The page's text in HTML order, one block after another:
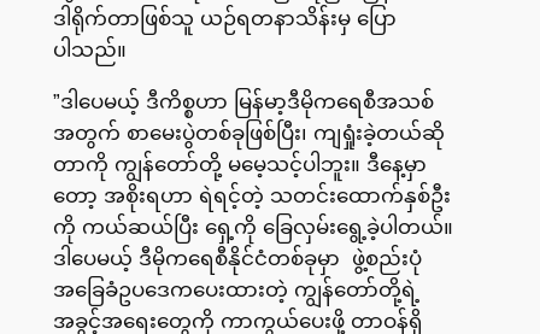
ဒါရိုက်တာဖြစ်သူ ယဉ်ရတနာသိန်းမှ ပြော
ပါသည်။
”ဒါပေမယ့် ဒီကိစ္စဟာ မြန်မာ့ဒီမိုကရေစီအသစ်
အတွက် စာမေးပွဲတစ်ခုဖြစ်ပြီး၊ ကျရှုံးခဲ့တယ်ဆို
တာကို ကျွန်တော်တို့ မမေ့သင့်ပါဘူး။ ဒီနေ့မှာ
တော့ အစိုးရဟာ ရဲရင့်တဲ့ သတင်းထောက်နှစ်ဦး
ကို ကယ်ဆယ်ပြီး ရှေ့ကို ခြေလှမ်းရွေ့ခဲ့ပါတယ်။
ဒါပေမယ့် ဒီမိုကရေစီနိုင်ငံတစ်ခုမှာ ဖွဲ့စည်းပုံ
အခြေခံဥပဒေကပေးထားတဲ့ ကျွန်တော်တို့ရဲ့
အခွင့်အရေးတွေကို ကာကွယ်ပေးဖို့ တာဝန်ရှိ